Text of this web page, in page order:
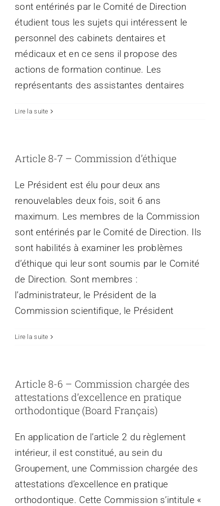
sont entérinés par le Comité de Direction
étudient tous les sujets qui intéressent le
personnel des cabinets dentaires et
médicaux et en ce sens il propose des
actions de formation continue. Les
représentants des assistantes dentaires
Lire la suite
Article 8-7 – Commission d’éthique
Le Président est élu pour deux ans
renouvelables deux fois, soit 6 ans
maximum. Les membres de la Commission
sont entérinés par le Comité de Direction. Ils
sont habilités à examiner les problèmes
d’éthique qui leur sont soumis par le Comité
de Direction. Sont membres :
l’administrateur, le Président de la
Commission scientifique, le Président
Lire la suite
Article 8-6 – Commission chargée des
attestations d’excellence en pratique
orthodontique (Board Français)
En application de l’article 2 du règlement
intérieur, il est constitué, au sein du
Groupement, une Commission chargée des
attestations d’excellence en pratique
orthodontique. Cette Commission s’intitule «